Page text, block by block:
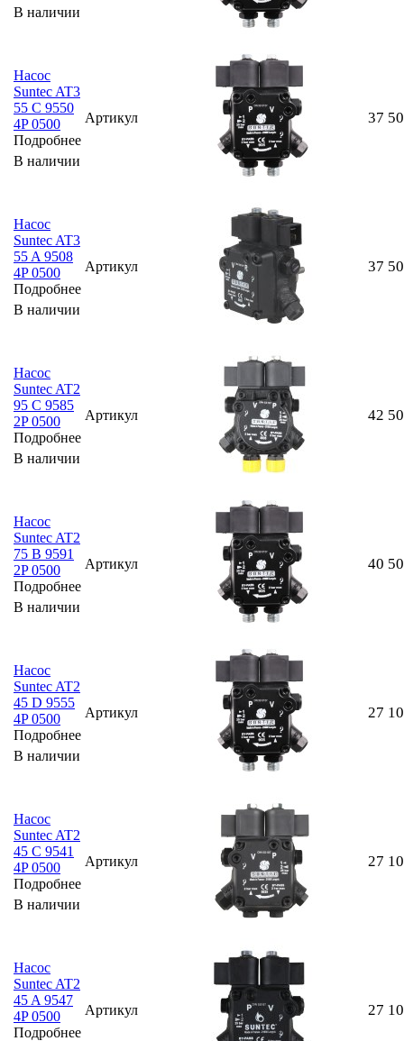
В наличии
Насос
Suntec AT3
55 C 9550
4P 0500
Подробнее
В наличии
Артикул 37
Насос
Suntec AT3
55 A 9508
4P 0500
Подробнее
В наличии
Артикул 37
Насос
Suntec AT2
95 C 9585
2P 0500
Подробнее
В наличии
Артикул 42
Насос
Suntec AT2
75 B 9591
2P 0500
Подробнее
В наличии
Артикул 40
Насос
Suntec AT2
45 D 9555
4P 0500
Подробнее
В наличии
Артикул 27
Насос
Suntec AT2
45 C 9541
4P 0500
Подробнее
В наличии
Артикул 27
Насос
Suntec AT2
45 A 9547
4P 0500
Подробнее
Артикул 27